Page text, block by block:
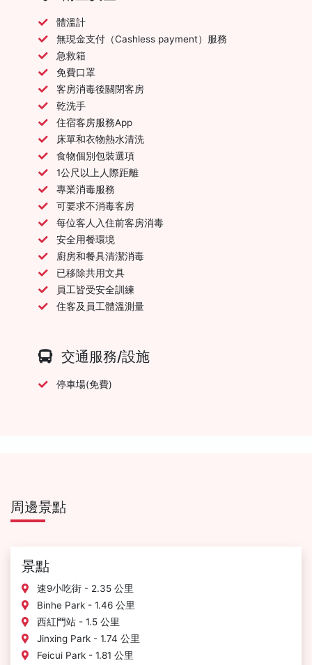
體溫計
無現金支付（Cashless payment）服務
急救箱
免費口罩
客房消毒後關閉客房
乾洗手
住宿客房服務App
床單和衣物熱水清洗
食物個別包裝選項
1公尺以上人際距離
專業消毒服務
可要求不消毒客房
每位客人入住前客房消毒
安全用餐環境
廚房和餐具清潔消毒
已移除共用文具
員工皆受安全訓練
住客及員工體溫測量
交通服務/設施
停車場(免費)
周邊景點
景點
速9小吃街 - 2.35 公里
Binhe Park - 1.46 公里
西紅門站 - 1.5 公里
Jinxing Park - 1.74 公里
Feicui Park - 1.81 公里